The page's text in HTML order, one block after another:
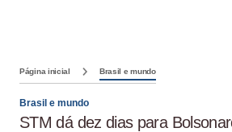
Página inicial Brasil e mundo
Brasil e mundo
STM dá dez dias para